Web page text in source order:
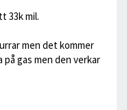
33k mil.
men det kommer
gas men den verkar